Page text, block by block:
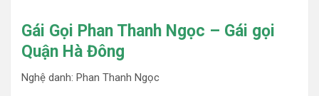
Gái Gọi Phan Thanh Ngọc – Gái gọi
Quận Hà Đông
Nghệ danh: Phan Thanh Ngọc